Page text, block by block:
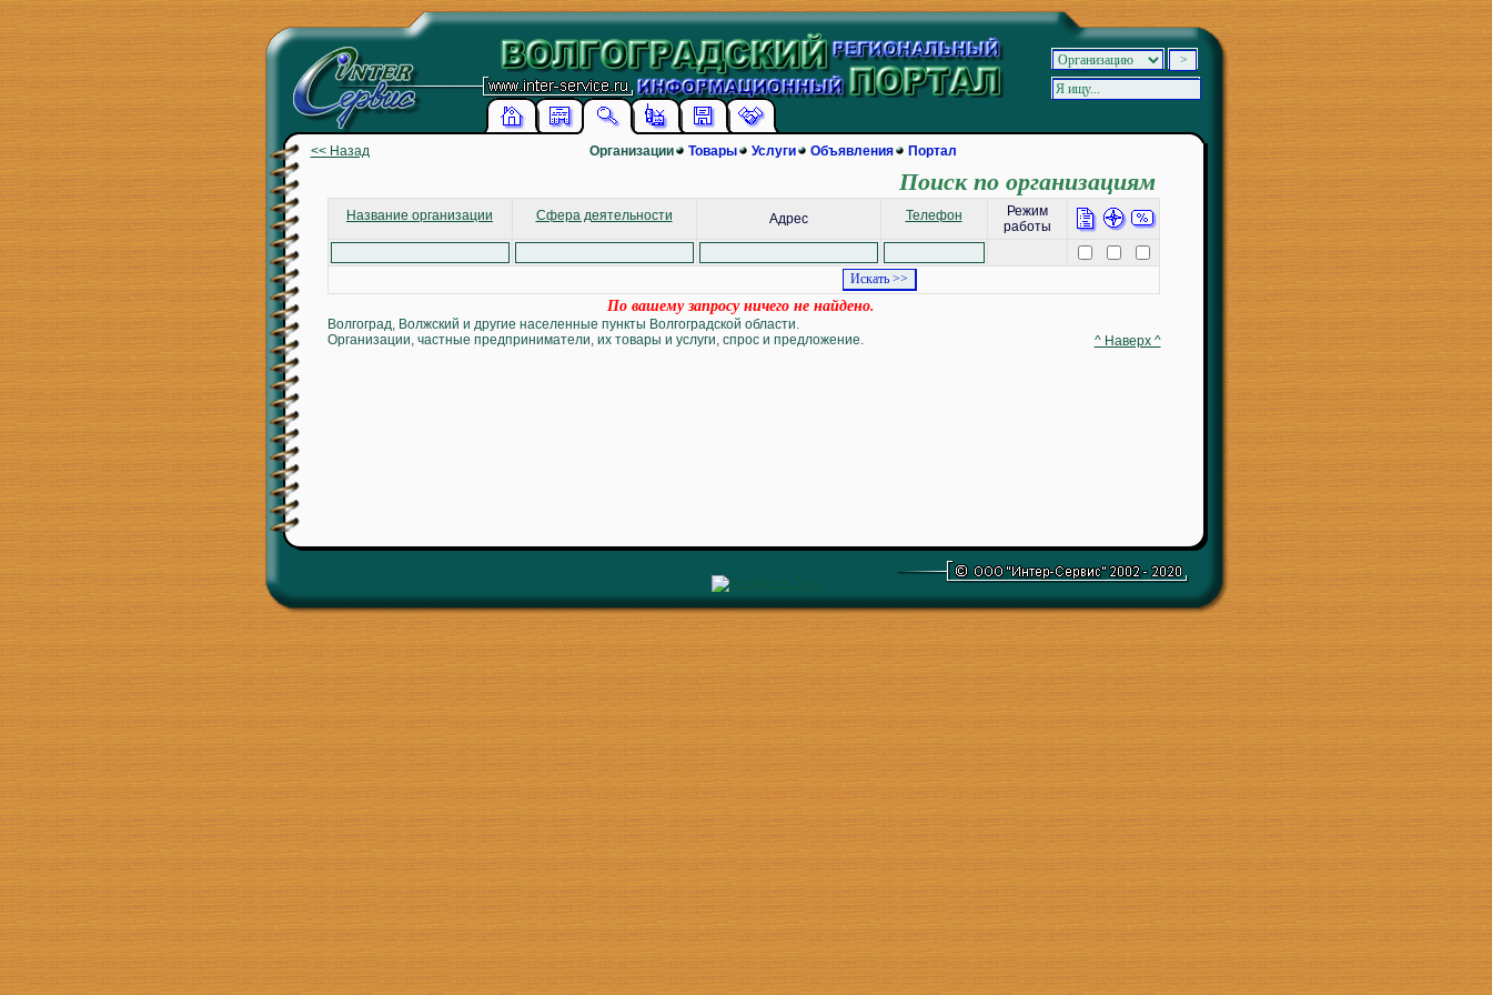
<< Назад Организации Товары Услуги Объявления Портал
Поиск по организациям
Название организации Сфера деятельности Адрес Телефон
Режим
работы
По вашему запросу ничего не найдено.
Волгоград, Волжский и другие населенные пункты Волгоградской области.
Организации, частные предприниматели, их товары и услуги, спрос и предложение.
^ Наверх ^